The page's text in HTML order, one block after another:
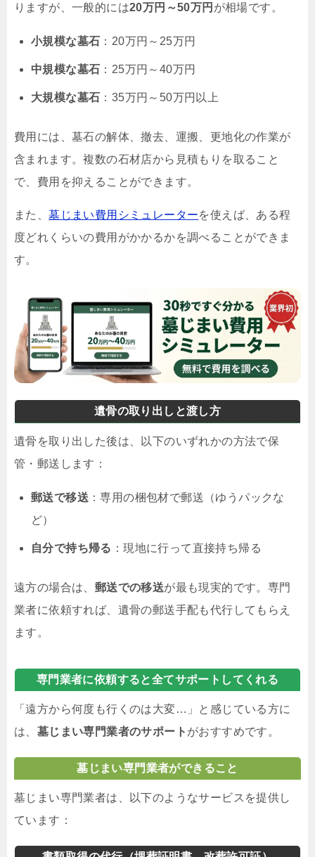
りますが、一般的には20万円～50万円 が相場です。
小規模な墓石 ：20万円～25万円
中規模な墓石 ：25万円～40万円
大規模な墓石 ：35万円～50万円以上
費用には、墓石の解体、撤去、運搬、更地化の作業が
含まれます。複数の石材店から見積もりを取ること
で、費用を抑えることができます。
また、墓じまい費用シミュレーターを使えば、ある程
度どれくらいの費用がかかるかを調べることができま
す。
遺骨の取り出しと渡し方
遺骨を取り出した後は、以下のいずれかの方法で保
管・郵送します：
郵送で移送 ：専用の梱包材で郵送（ゆうパックな
ど）
自分で持ち帰る ：現地に行って直接持ち帰る
遠方の場合は、 郵送での移送が最も現実的です。専門
業者に依頼すれば、遺骨の郵送手配も代行してもらえ
ます。
専門業者に依頼すると全てサポートしてくれる
「遠方から何度も行くのは大変…」と感じている方に
は、 墓じまい専門業者のサポート がおすすめです。
墓じまい専門業者ができること
墓じまい専門業者は、以下のようなサービスを提供し
ています：